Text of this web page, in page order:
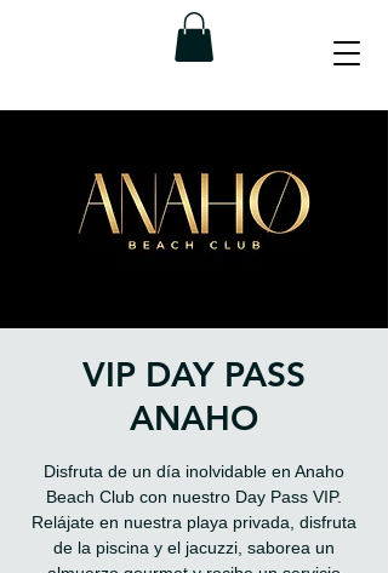
VIP DAY PASS
ANAHO
Disfruta de un día inolvidable en Anaho
Beach Club con nuestro Day Pass VIP.
Relájate en nuestra playa privada, disfruta
de la piscina y el jacuzzi, saborea un